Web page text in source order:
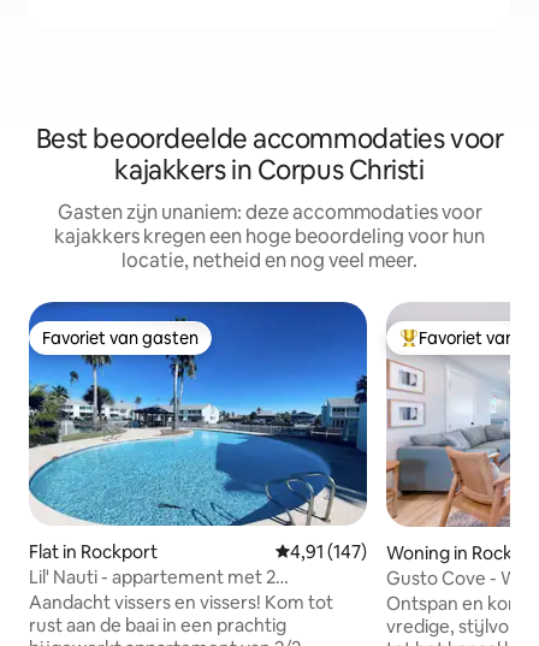
Best beoordeelde accommodaties voor
kajakkers in Corpus Christi
Gasten zijn unaniem: deze accommodaties voor
kajakkers kregen een hoge beoordeling voor hun
locatie, netheid en nog veel meer.
Favoriet van gasten
Favoriet van gasten
Flat in Rockport Gemiddelde beoordeling van
4,91 (147)
Lil' Nauti - appartement met 2
slaapkamers en 2 badkamers met eigen
ligplaats
Aandacht vissers en vissers! Kom tot
rust aan de baai in een prachtig
Topfavoriet van
Favoriet van
Woning in
Gusto Cove -
Friendly
Ontspan en kom
vredige, stijlvolle